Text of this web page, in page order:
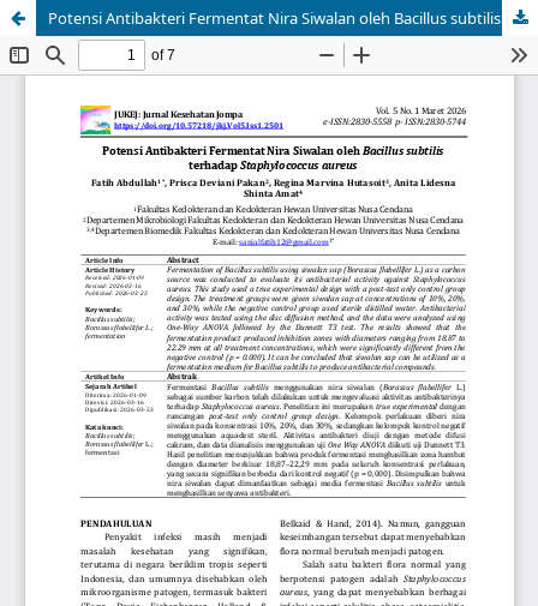
Potensi Antibakteri Fermentat Nira Siwalan oleh Bacillus subtilis terhadap Staphylococcus aureus